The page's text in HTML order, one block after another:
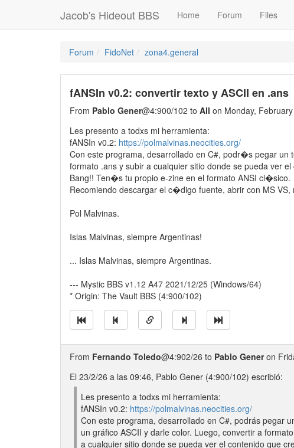
Jacob's Hideout BBS Home Forum Files
Forum FidoNet zona4.general
fANSIn v0.2: convertir texto y ASCII en .ans
From Pablo Gener@4:900/102 to All on Monday,
Les presento a todxs mi herramienta:
fANSIn v0.2: https://polmalvinas.neocities.org/
Con este programa, desarrollado en C#, podr�s pegar
formato .ans y subir a cualquier sitio donde se pueda ver
Bang!! Ten�s tu propio e-zine en el formato ANSI cl�sico.
Recomiendo descargar el c�digo fuente, abrir con MS
Pol Malvinas.
Islas Malvinas, siempre Argentinas!
... Islas Malvinas, siempre Argentinas.
--- Mystic BBS v1.12 A47 2021/12/25 (Windows/64)
* Origin: The Vault BBS (4:900/102)
From Fernando Toledo@4:902/26 to Pablo Generon
El 23/2/26 a las 09:46, Pablo Gener (4:900/102) escribió:
Les presento a todxs mi herramienta:
fANSIn v0.2: https://polmalvinas.neocities.org/
Con este programa, desarrollado en C#, podrás pegar
un gráfico ASCII y darle color. Luego, convertir a
a cualquier sitio donde se pueda ver el contenido que